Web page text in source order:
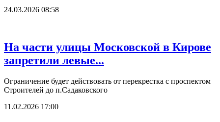
24.03.2026 08:58
На части улицы Московской в Кирове
запретили левые...
Ограничение будет действовать от перекрестка с проспектом
Строителей до п.Садаковского
11.02.2026 17:00